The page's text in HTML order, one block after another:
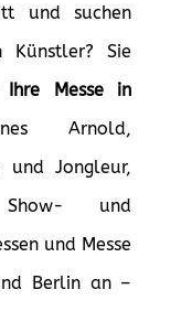
und suchen
Künstler? Sie
Messe in
Arnold,
und Jongleur,
und
und Messe
Berlin an –